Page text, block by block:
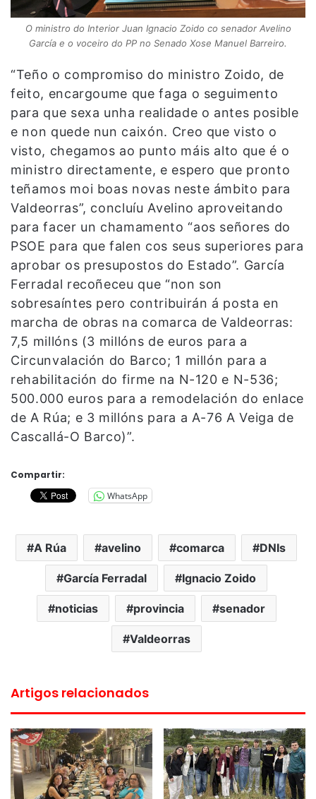
O ministro do Interior Juan Ignacio Zoido co senador Avelino
García e o voceiro do PP no Senado Xose Manuel Barreiro.
“Teño o compromiso do ministro Zoido, de
feito, encargoume que faga o seguimento
para que sexa unha realidade o antes posible
e non quede nun caixón. Creo que visto o
visto, chegamos ao punto máis alto que é o
ministro directamente, e espero que pronto
teñamos moi boas novas neste ámbito para
Valdeorras”, concluíu Avelino aproveitando
para facer un chamamento “aos señores do
PSOE para que falen cos seus superiores para
aprobar os presupostos do Estado”. García
Ferradal recoñeceu que “non son
sobresaíntes pero contribuirán á posta en
marcha de obras na comarca de Valdeorras:
7,5 millóns (3 millóns de euros para a
Circunvalación do Barco; 1 millón para a
rehabilitación do firme na N-120 e N-536;
500.000 euros para a remodelación do enlace
de A Rúa; e 3 millóns para a A-76 A Veiga de
Cascallá-O Barco)”.
Compartir:
WhatsApp
A Rúa avelino comarca DNIs
García Ferradal Ignacio Zoido
noticias provincia senador
Valdeorras
Artigos relacionados